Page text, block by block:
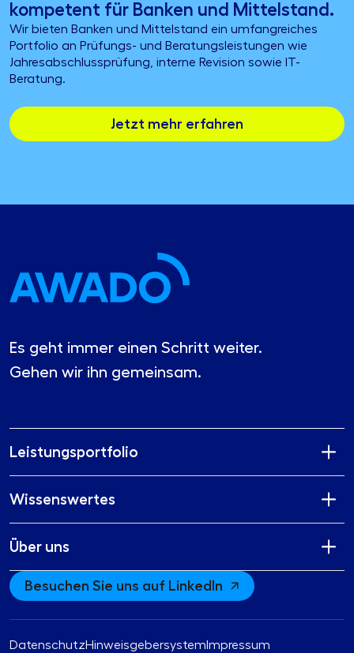
kompetent für Banken und Mittelstand.
Wir bieten Banken und Mittelstand ein umfangreiches
Portfolio an Prüfungs- und Beratungsleistungen wie
Jahresabschlussprüfung, interne Revision sowie IT-
Beratung.
Jetzt mehr erfahren
Es geht immer einen Schritt weiter.
Gehen wir ihn gemeinsam.
Leistungsportfolio
Wissenswertes
Über uns
Besuchen Sie uns auf LinkedIn
DatenschutzHinweisgebersystem Impressum